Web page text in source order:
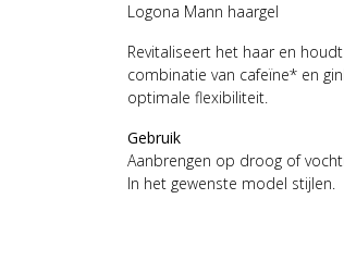
Logona Mann haargel
Revitaliseert het haar en
combinatie van cafeïne* en
optimale flexibiliteit.
Gebruik
Aanbrengen op droog of
In het gewenste model stijlen.